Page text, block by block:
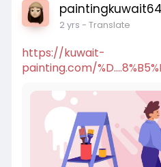
2 yrs - Translate
https://kuwait-
painting.com/